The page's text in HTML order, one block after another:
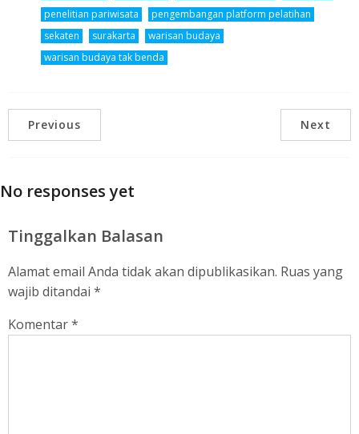
penelitian pariwisata
pengembangan platform pelatihan
sekaten
surakarta
warisan budaya
warisan budaya tak benda
Previous Next
No responses yet
Tinggalkan Balasan
Alamat email Anda tidak akan dipublikasikan. Ruas yang
wajib ditandai *
Komentar*